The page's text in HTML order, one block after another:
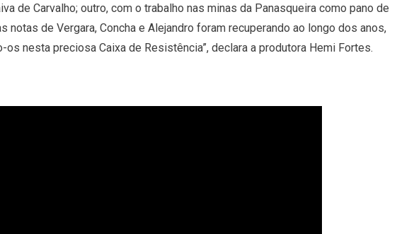
de Carvalho; outro, com o trabalho nas minas da Panasqueira como pano de
notas de Vergara, Concha e Alejandro foram recuperando ao longo dos anos,
nesta preciosa Caixa de Resistência”, declara a produtora Hemi Fortes.